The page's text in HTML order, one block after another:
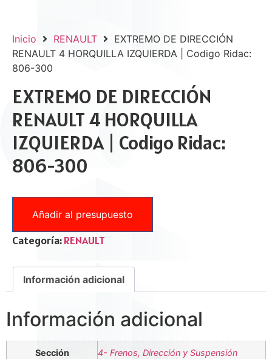
Inicio RENAULT
EXTREMO DE DIRECCIÓN
RENAULT 4 HORQUILLA IZQUIERDA | Codigo Ridac:
806-300
EXTREMO DE DIRECCIÓN
RENAULT 4 HORQUILLA
IZQUIERDA | Codigo Ridac:
806-300
Añadir al presupuesto
Categoría:RENAULT
Información adicional
Información adicional
Sección 4- Frenos, Dirección y Suspensión